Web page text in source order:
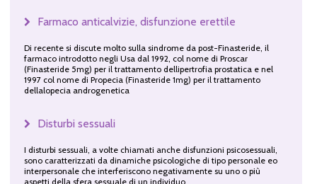
Farmaco anticalvizie, disfunzione erettile
Di recente si discute molto sulla sindrome da post-Finasteride, il
farmaco introdotto negli Usa dal 1992, col nome di Proscar
(Finasteride 5mg) per il trattamento dellipertrofia prostatica e nel
1997 col nome di Propecia (Finasteride 1mg) per il trattamento
dellalopecia androgenetica
Disturbi sessuali
I disturbi sessuali, a volte chiamati anche disfunzioni psicosessuali,
sono caratterizzati da dinamiche psicologiche di tipo personale eo
interpersonale che interferiscono negativamente su uno o più
aspetti della sfera sessuale di un individuo